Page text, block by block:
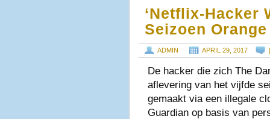
‘Netflix-Hacker
Seizoen
ADMIN APRIL 29, 2017
De hacker die zich The
aflevering van het vijfde
gemaakt via een illegale
Guardian op basis van